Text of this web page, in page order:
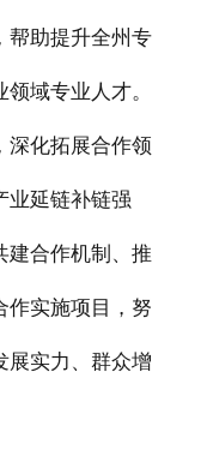
帮助提升全州专
域专业人才。
深化拓展合作领
业延链补链强
建合作机制、推
作实施项目，努
展实力、群众增